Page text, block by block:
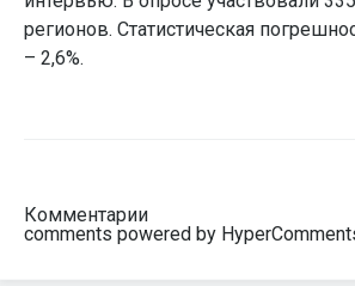
регионов. Статистическая
– 2,6%.
Комментарии
comments powered by